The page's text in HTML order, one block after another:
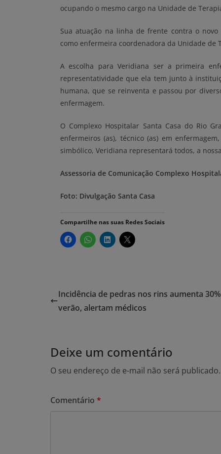
ocupando o mesmo cargo na Unidade de
Sua atuação na linha de frente contra o
como enfermeira coordenadora da Unidade de
A escolha para Veridiana ser a primeira
representatividade que ela tem junto à
humana, que se reinventa e passou por
enfermagem.
O Complexo Hospitalar Santa Casa do Rio
enfermeiros (as), técnico (as) em
simbólico, Veridiana representará todos, a
Assessoria de Comunicação Complexo
Foto: Divulgação Santa Casa
Compartilhe nas suas Redes Sociais
Incidência de pedras nos rins aumenta
verão, alertam médicos
Deixe um comentário
O seu endereço de e-mail não será publicado.
Comentário *